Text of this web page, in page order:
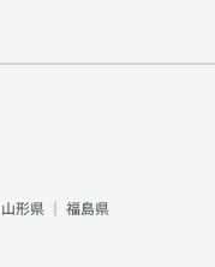
山形県 ｜ 福島県